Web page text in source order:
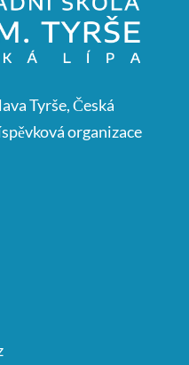
Tyrše, Česká
organizace